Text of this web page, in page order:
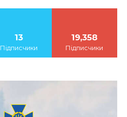
13
Підписчики
19,358
Підписчики